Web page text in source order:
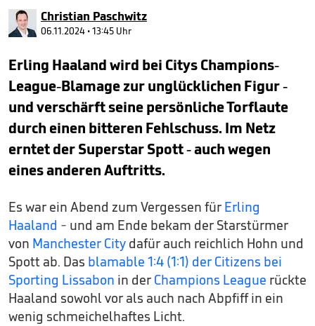
seconds
of
1
minute,
seconds
Christian Paschwitz
06.11.2024 • 13:45 Uhr
Erling Haaland wird bei Citys Champions-
League-Blamage zur unglücklichen Figur -
und verschärft seine persönliche Torflaute
durch einen bitteren Fehlschuss. Im Netz
erntet der Superstar Spott - auch wegen
eines anderen Auftritts.
Es war ein Abend zum Vergessen für Erling
Haaland - und am Ende bekam der Starstürmer
von Manchester City dafür auch reichlich Hohn und
Spott ab. Das blamable 1:4 (1:1) der Citizens bei
Sporting Lissabon in der Champions League rückte
Haaland sowohl vor als auch nach Abpfiff in ein
wenig schmeichelhaftes Licht.